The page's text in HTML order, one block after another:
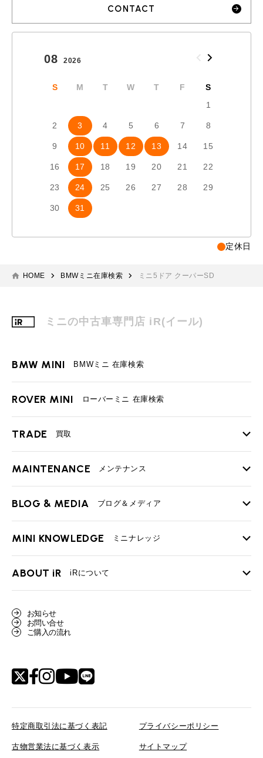
CONTACT
08 2026
S M T W T F
S
1
2 3 4 5 6 7 8
9 10 11 12 13 14 15
16 17 18 19 20 21 22
23 24 25 26 27 28 29
30 31
定休日
HOME BMWミニ在庫検索 ミニ5ドア クーパーSD
ミニの中古車専門店 iR(イール)
BMW MINI BMWミニ 在庫検索
ROVER MINI ローバーミニ 在庫検索
TRADE 買取
TOP
必要書類
BMWミニ買取査定依頼
ローバーミニ買取査定依頼
MAINTENANCE メンテナンス
TOP
最近の修理実績
BLOG & MEDIA ブログ＆メディア
TOP
User's Voice 購入者様の声
Part's Report
MINI KNOWLEDGE ミニナレッジ
TOP
ローバーミニナレッジ
ABOUT iR iRについて
スタッフ紹介
リクルート
お知らせ
お問い合せ
ご購入の流れ
特定商取引法に基づく表記 プライバシーポリシー
古物営業法に基づく表示 サイトマップ